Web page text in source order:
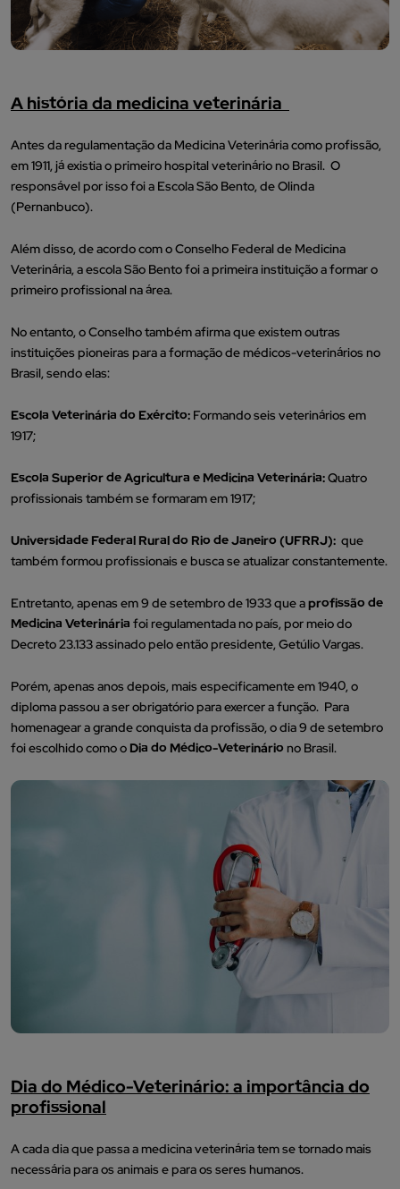
A história da medicina veterinária
Antes da regulamentação da Medicina Veterinária como profissão,
em 1911, já existia o primeiro hospital veterinário no Brasil. O
responsável por isso foi a Escola São Bento, de Olinda
(Pernanbuco).
Além disso, de acordo com o Conselho Federal de Medicina
Veterinária, a escola São Bento foi a primeira instituição a formar o
primeiro profissional na área.
No entanto, o Conselho também afirma que existem outras
instituições pioneiras para a formação de médicos-veterinários no
Brasil, sendo elas:
Escola Veterinária do Exército: Formando seis veterinários em
1917;
Escola Superior de Agricultura e Medicina Veterinária:Quatro
profissionais também se formaram em 1917;
Universidade Federal Rural do Rio de Janeiro (UFRRJ): que
também formou profissionais e busca se atualizar constantemente.
Entretanto, apenas em 9 de setembro de 1933 que aprofissão de
Medicina Veterinária foi regulamentada no país, por meio do
Decreto 23.133 assinado pelo então presidente, Getúlio Vargas.
Porém, apenas anos depois, mais especificamente em 1940, o
diploma passou a ser obrigatório para exercer a função. Para
homenagear a grande conquista da profissão, o dia 9 de setembro
foi escolhido como o Dia do Médico-Veterinário no Brasil.
Dia do Médico-Veterinário: a importância do
profissional
A cada dia que passa a medicina veterinária tem se tornado mais
necessária para os animais e para os seres humanos.